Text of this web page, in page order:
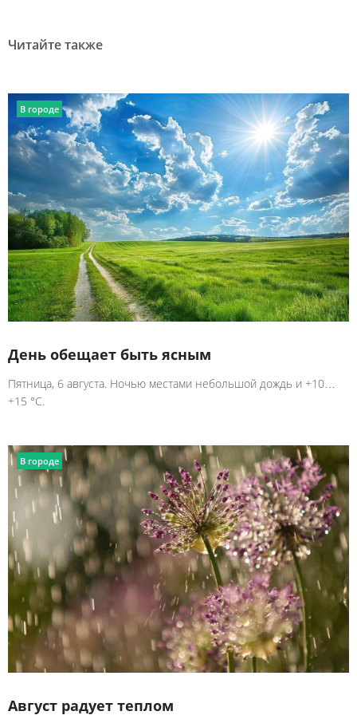
Читайте также
В городе
День обещает быть ясным
Пятница, 6 августа. Ночью местами небольшой дождь и +10…
+15 °C.
В городе
Август радует теплом